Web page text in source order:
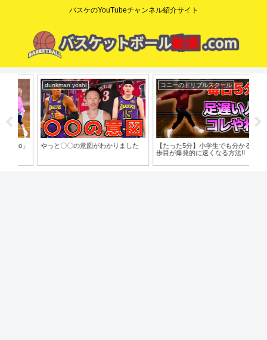
バスケのYouTubeチャンネル紹介サイト
dunkman yoshi
やっと〇〇の意図がわかりました
コニーのドリブルスクール
【たった5分】小学生でも分かる!!1
歩目が爆発的に速くなる方法!!